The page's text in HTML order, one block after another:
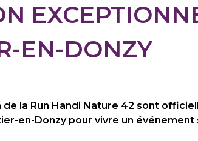
EN-DONZY
la Run Handi Nature 42 sont
en-Donzy pour vivre un